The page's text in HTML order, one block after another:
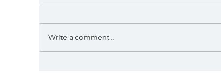
Write a comment...